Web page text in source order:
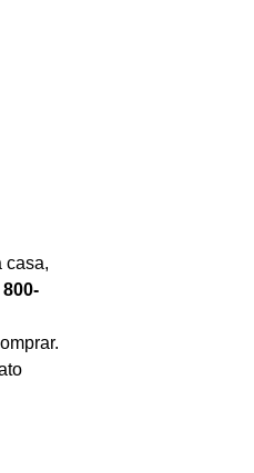
casa,